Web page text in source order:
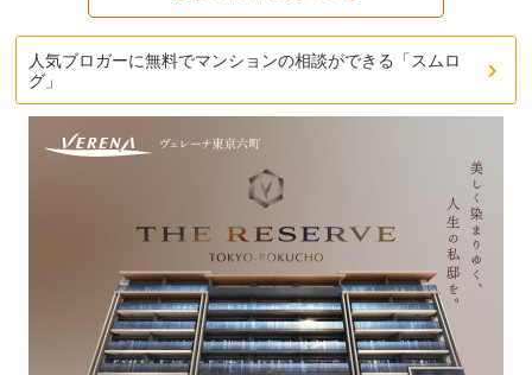
人気ブロガーに無料でマンションの相談ができる「スムロ
グ」